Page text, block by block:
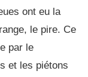
ont eu la
le pire. Ce
par le
et les piétons